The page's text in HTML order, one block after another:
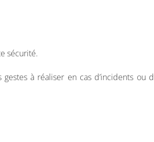
sécurité.
à réaliser en cas d’incidents ou